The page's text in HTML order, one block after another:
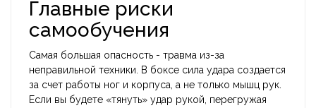
Главные риски
самообучения
Самая большая опасность - травма из-за
неправильной техники. В боксе сила удара создается
за счет работы ног и корпуса, а не только мышц рук.
Если вы будете «тянуть» удар рукой, перегружая